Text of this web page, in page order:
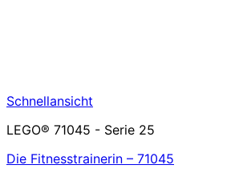
Schnellansicht
LEGO® 71045 - Serie 25
Die Fitnesstrainerin – 71045